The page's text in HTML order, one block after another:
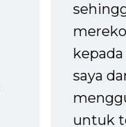
saya
untuk